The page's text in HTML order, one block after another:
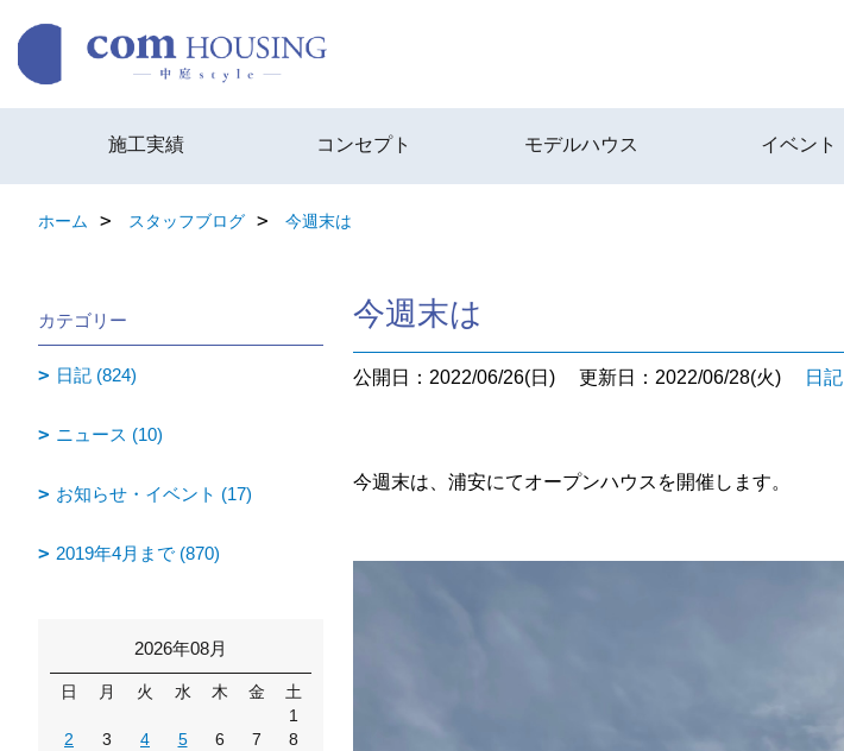
施工実績 コンセプト モデルハウス イベント
ホーム スタッフブログ 今週末は
今週末は
公開日：2022/06/26(日) 更新日：2022/06/28(火) 日記
今週末は、浦安にてオープンハウスを開催します。
カテゴリー
日記 (824)
ニュース (10)
お知らせ・イベント (17)
2019年4月まで (870)
2026年08月
日 月 火 水 木 金
土
1
2
3 4 5 6 7
8